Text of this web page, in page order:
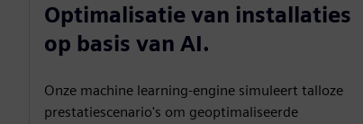
Optimalisatie van installaties
op basis van AI.
Onze machine learning-engine simuleert talloze
prestatiescenario's om geoptimaliseerde